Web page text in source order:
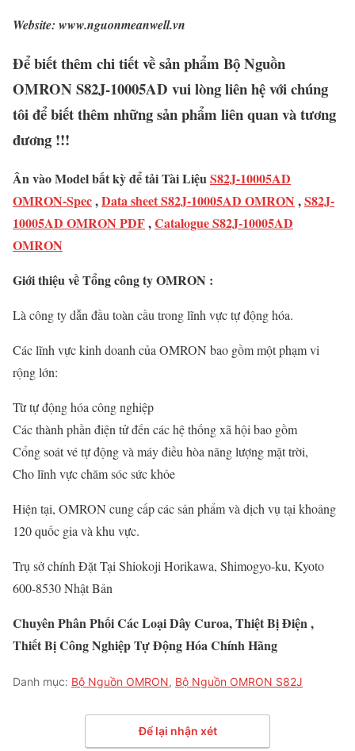
Website: www.nguonmeanwell.vn
Để biết thêm chi tiết về sản phẩm Bộ Nguồn
OMRON S82J-10005AD vui lòng liên hệ với chúng
tôi để biết thêm những sản phẩm liên quan và tương
đương !!!
Ân vào Model bất kỳ để tải Tài LiệuS82J-10005AD
OMRON-Spec,Data sheet S82J-10005AD OMRON ,S82J-
10005AD OMRON PDF,Catalogue S82J-10005AD
OMRON
Giới thiệu về Tổng công ty OMRON :
Là công ty dẫn đầu toàn cầu trong lĩnh vực tự động hóa.
Các lĩnh vực kinh doanh của OMRON bao gồm một phạm vi
rộng lớn:
Từ tự động hóa công nghiệp
Các thành phần điện tử đến các hệ thống xã hội bao gồm
Cổng soát vé tự động và máy điều hòa năng lượng mặt trời,
Cho lĩnh vực chăm sóc sức khỏe
Hiện tại, OMRON cung cấp các sản phẩm và dịch vụ tại khoảng
120 quốc gia và khu vực.
Trụ sở chính Đặt Tại Shiokoji Horikawa, Shimogyo-ku, Kyoto
600-8530 Nhật Bản
Chuyên Phân Phối Các Loại Dây Curoa, Thiệt Bị Điện ,
Thiết Bị Công Nghiệp Tự Động Hóa Chính Hãng
Danh mục: Bộ Nguồn OMRON, Bộ Nguồn OMRON S82J
Để lại nhận xét